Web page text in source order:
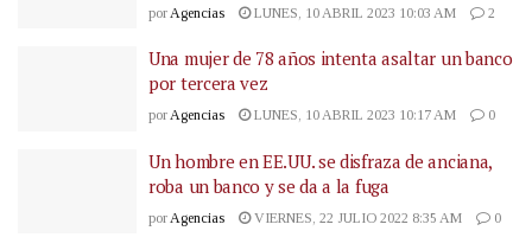
por Agencias LUNES, 10 ABRIL 2023 10:03 AM 2
Una mujer de 78 años intenta asaltar un banco
por tercera vez
porAgencias LUNES, 10 ABRIL 2023 10:17 AM 0
Un hombre en EE.UU. se disfraza de anciana,
roba un banco y se da a la fuga
por Agencias VIERNES, 22 JULIO 2022 8:35 AM 0